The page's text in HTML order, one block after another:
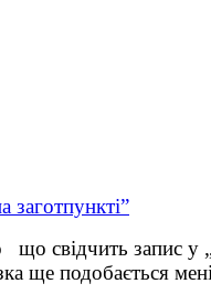
свідчить запис у
ще подобається